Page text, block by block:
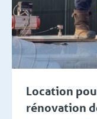
Location
rénovation